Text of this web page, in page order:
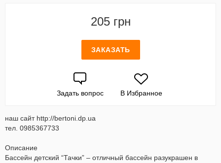
205 грн
ЗАКАЗАТЬ
Задать вопрос В Избранное
наш сайт http://bertoni.dp.ua
тел. 0985367733
Описание
Бассейн детский “Тачки” – отличный бассейн разукрашен в